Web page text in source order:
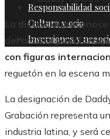
Responsabilidad
Cultura y ocio
Inversiones y
La distinción
del artista
con figuras
reguetón en la escena
La designación de
Grabación representa
industria latina, y será